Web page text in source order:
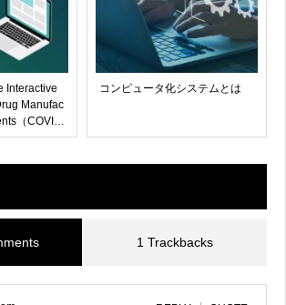
Interactive
Manufac
（COVID
態中の医薬
業界向け
コンピュータ化システムとは
1 Trackbacks